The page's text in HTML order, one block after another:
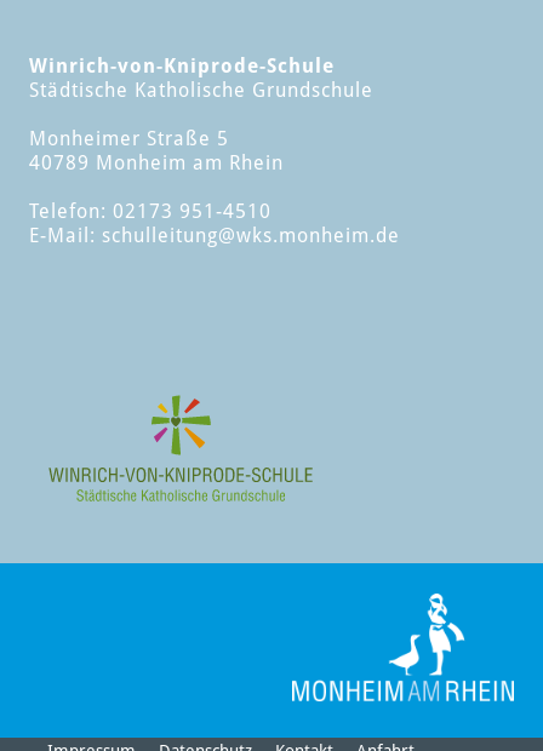
Winrich-von-Kniprode-Schule
Städtische Katholische Grundschule
Monheimer Straße 5
40789 Monheim am Rhein
Telefon: 02173 951-4510
E-Mail: schulleitung@wks.monheim.de